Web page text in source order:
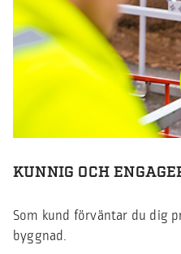
KUNNIG OCH
Som kund förväntar du dig
byggnad.